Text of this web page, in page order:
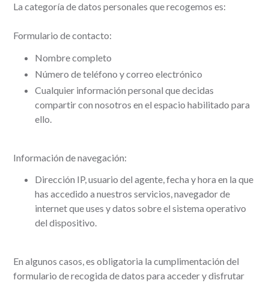
La categoría de datos personales que recogemos es:
Formulario de contacto:
Nombre completo
Número de teléfono y correo electrónico
Cualquier información personal que decidas
compartir con nosotros en el espacio habilitado para
ello.
Información de navegación:
Dirección IP, usuario del agente, fecha y hora en la que
has accedido a nuestros servicios, navegador de
internet que uses y datos sobre el sistema operativo
del dispositivo.
En algunos casos, es obligatoria la cumplimentación del
formulario de recogida de datos para acceder y disfrutar